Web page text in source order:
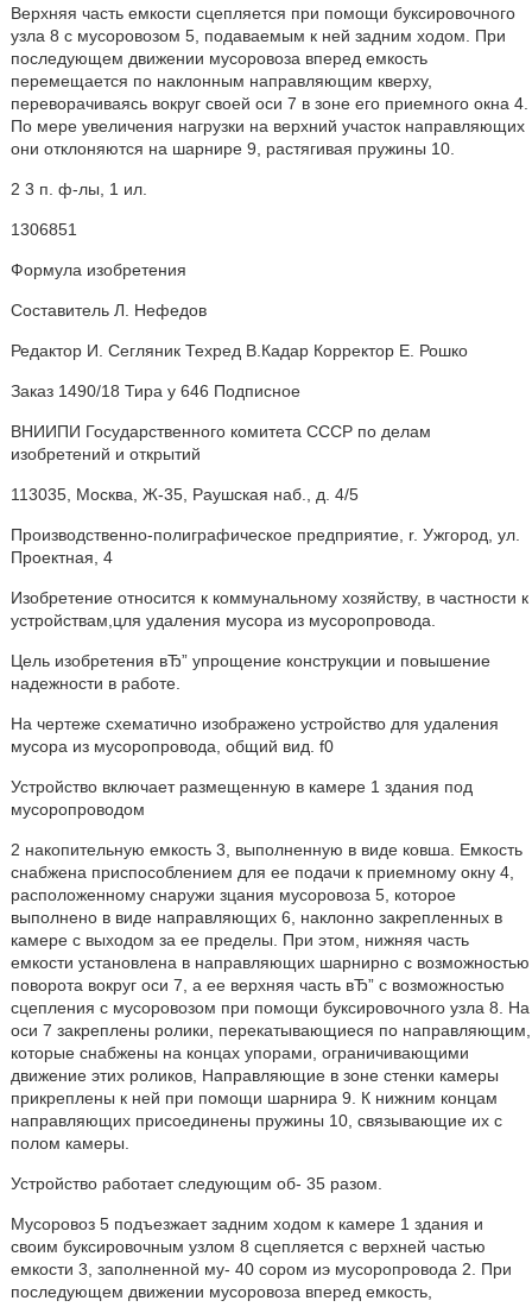
Верхняя часть емкости сцепляется при помощи буксировочного
узла 8 с мусоровозом 5, подаваемым к ней задним ходом. При
последующем движении мусоровоза вперед емкость
перемещается по наклонным направляющим кверху,
переворачиваясь вокруг своей оси 7 в зоне его приемного окна 4.
По мере увеличения нагрузки на верхний участок направляющих
они отклоняются на шарнире 9, растягивая пружины 10.
2 3 п. ф-лы, 1 ил.
1306851
Формула изобретения
Составитель Л. Нефедов
Редактор И. Сегляник Техред В.Кадар Корректор Е. Рошко
Заказ 1490/18 Тира у 646 Подписное
ВНИИПИ Государственного комитета СССР по делам
изобретений и открытий
113035, Москва, Ж-35, Раушская наб., д. 4/5
Производственно-полиграфическое предприятие, r. Ужгород, ул.
Проектная, 4
Изобретение относится к коммунальному хозяйству, в частности к
устройствам,цля удаления мусора из мусоропровода.
Цель изобретения вЂ” упрощение конструкции и повышение
надежности в работе.
На чертеже схематично изображено устройство для удаления
мусора из мусоропровода, общий вид. f0
Устройство включает размещенную в камере 1 здания под
мусоропроводом
2 накопительную емкость 3, выполненную в виде ковша. Емкость
снабжена приспособлением для ее подачи к приемному окну 4,
расположенному снаружи зцания мусоровоза 5, которое
выполнено в виде направляющих 6, наклонно закрепленных в
камере с выходом за ее пределы. При этом, нижняя часть
емкости установлена в направляющих шарнирно с возможностью
поворота вокруг оси 7, а ее верхняя часть вЂ” с возможностью
сцепления с мусоровозом при помощи буксировочного узла 8. На
оси 7 закреплены ролики, перекатывающиеся по направляющим,
которые снабжены на концах упорами, ограничивающими
движение этих роликов, Направляющие в зоне стенки камеры
прикреплены к ней при помощи шарнира 9. К нижним концам
направляющих присоединены пружины 10, связывающие их с
полом камеры.
Устройство работает следующим об- 35 разом.
Мусоровоз 5 подъезжает задним ходом к камере 1 здания и
своим буксировочным узлом 8 сцепляется с верхней частью
емкости 3, заполненной му- 40 сором иэ мусоропровода 2. При
последующем движении мусоровоза вперед емкость,